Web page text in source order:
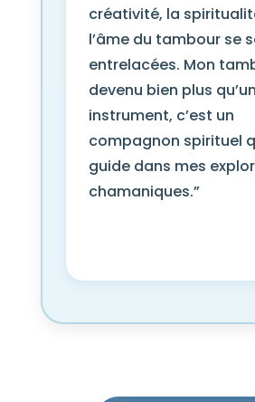
créativité, la
l’âme du tambour se
entrelacées. Mon
devenu bien plus qu’un
instrument, c’est un
compagnon spirituel
guide dans mes
chamaniques.”